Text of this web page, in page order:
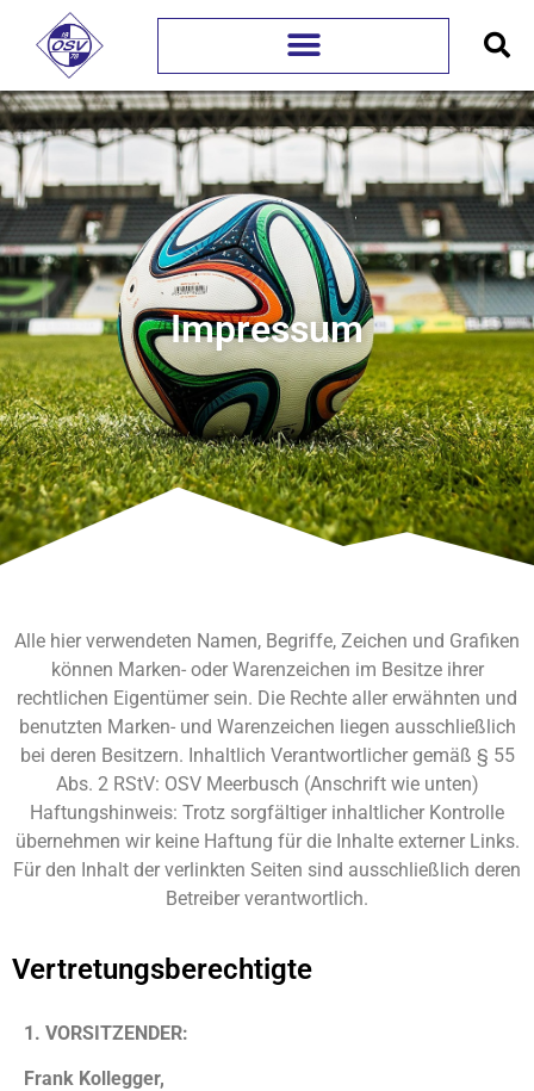
Impressum
Alle hier verwendeten Namen, Begriffe, Zeichen und Grafiken
können Marken- oder Warenzeichen im Besitze ihrer
rechtlichen Eigentümer sein. Die Rechte aller erwähnten und
benutzten Marken- und Warenzeichen liegen ausschließlich
bei deren Besitzern. Inhaltlich Verantwortlicher gemäß § 55
Abs. 2 RStV: OSV Meerbusch (Anschrift wie unten)
Haftungshinweis: Trotz sorgfältiger inhaltlicher Kontrolle
übernehmen wir keine Haftung für die Inhalte externer Links.
Für den Inhalt der verlinkten Seiten sind ausschließlich deren
Betreiber verantwortlich.
Vertretungsberechtigte
1. VORSITZENDER:
Frank Kollegger,